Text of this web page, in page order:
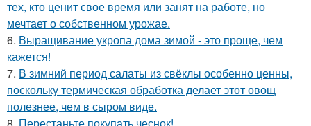
тех, кто ценит свое время или занят на работе, но
мечтает о собственном урожае.
6. Выращивание укропа дома зимой - это проще, чем
кажется!
7. В зимний период салаты из свёклы особенно ценны,
поскольку термическая обработка делает этот овощ
полезнее, чем в сыром виде.